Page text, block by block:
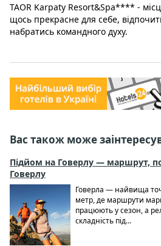
TAOR Karpaty Resort&Spa**** -
щось прекрасне для себе,
набратись командного духу.
Вас також може
Підйом на Говерлу — маршрут,
Говерлу
Говерла — найвища
метр, де маршрути
працюють у сезон, а
складність під...